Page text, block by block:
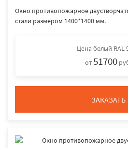
Окно противопожарное
стали размером 1400*1400 мм.
Цена белый RAL
от51700
ЗАКАЗАТЬ